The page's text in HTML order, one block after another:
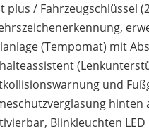
plus / Fahrzeugschlüssel
(Tempomat) mit
und
hinten
Blinkleuchten